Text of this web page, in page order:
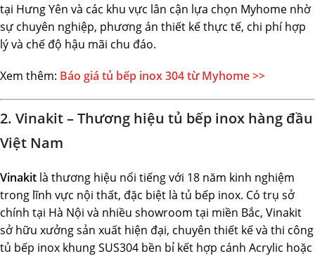
tại Hưng Yên và các khu vực lân cận lựa chọn Myhome nhờ
sự chuyên nghiệp, phương án thiết kế thực tế, chi phí hợp
lý và chế độ hậu mãi chu đáo.
Xem thêm: Báo giá tủ bếp inox 304 từ Myhome >>
2. Vinakit – Thương hiệu tủ bếp inox hàng đầu
Việt Nam
Vinakit là thương hiệu nổi tiếng với 18 năm kinh nghiệm
trong lĩnh vực nội thất, đặc biệt là tủ bếp inox. Có trụ sở
chính tại Hà Nội và nhiều showroom tại miền Bắc, Vinakit
sở hữu xưởng sản xuất hiện đại, chuyên thiết kế và thi công
tủ bếp inox khung SUS304 bền bỉ kết hợp cánh Acrylic hoặc